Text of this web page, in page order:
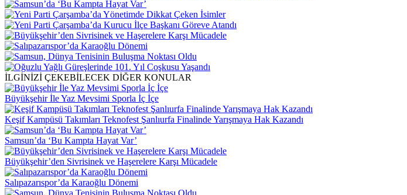
İLGİNİZİ ÇEKEBİLECEK DİĞER KONULAR
Büyükşehir İle Yaz Mevsimi Sporla İç İçe
Keşif Kampüsü Takımları Teknofest Şanlıurfa Finalinde Yarışmaya Hak Kazandı
Samsun’da ‘Bu Kampta Hayat Var’
Büyükşehir’den Sivrisinek ve Haşerelere Karşı Mücadele
Salıpazarıspor’da Karaoğlu Dönemi